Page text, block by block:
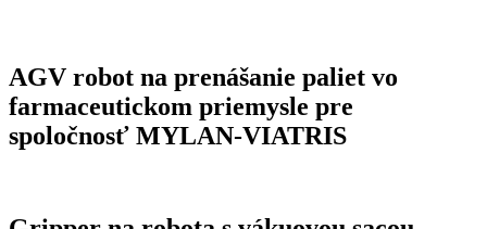
AGV robot na prenášanie paliet vo
farmaceutickom priemysle pre
spoločnosť MYLAN-VIATRIS